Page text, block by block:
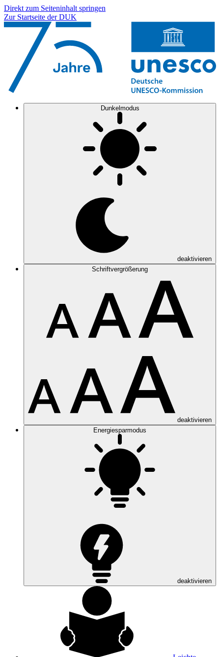
Direkt zum Seiteninhalt springen
Zur Startseite der DUK
Dunkelmodus
deaktivieren
Schriftvergrößerung
deaktivieren
Energiesparmodus
deaktivieren